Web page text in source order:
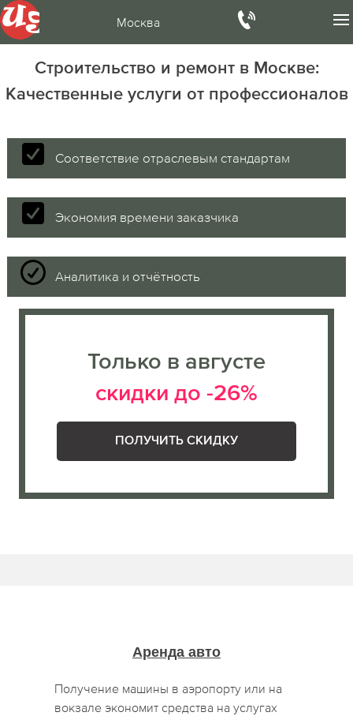
Москва
Строительство и ремонт в Москве:
Качественные услуги от профессионалов
Соответствие отраслевым стандартам
Экономия времени заказчика
Аналитика и отчётность
Только в августе
скидки до -26%
ПОЛУЧИТЬ СКИДКУ
Аренда авто
Получение машины в аэропорту или на
вокзале экономит средства на услугах